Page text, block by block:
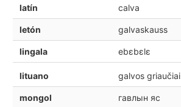
latín calva
letón galvaskauss
lingala ebɛbɛlɛ
lituano galvos griaučiai
mongol гавлын яс